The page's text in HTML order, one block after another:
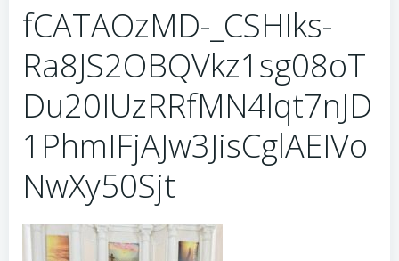
fCATAOzMD-_CSHIks-
Ra8JS2OBQVkz1sg08oT
Du20IUzRRfMN4lqt7nJD
1PhmIFjAJw3JisCglAEIVo
NwXy50Sjt